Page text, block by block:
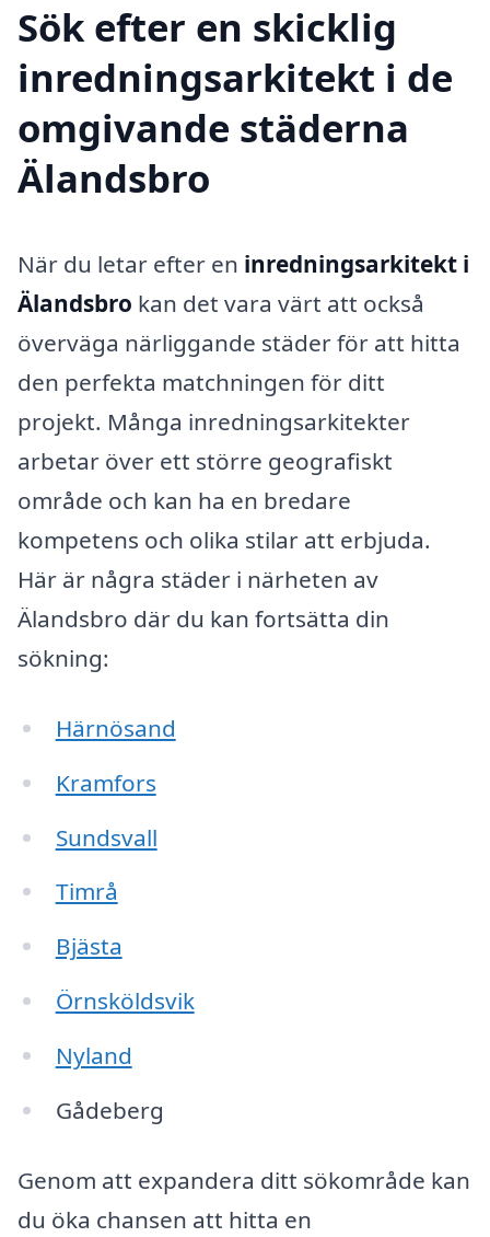
Sök efter en skicklig
inredningsarkitekt i de
omgivande städerna
Älandsbro
När du letar efter en inredningsarkitekt i
Älandsbro kan det vara värt att också
överväga närliggande städer för att hitta
den perfekta matchningen för ditt
projekt. Många inredningsarkitekter
arbetar över ett större geografiskt
område och kan ha en bredare
kompetens och olika stilar att erbjuda.
Här är några städer i närheten av
Älandsbro där du kan fortsätta din
sökning:
Härnösand
Kramfors
Sundsvall
Timrå
Bjästa
Örnsköldsvik
Nyland
Gådeberg
Genom att expandera ditt sökområde kan
du öka chansen att hitta en